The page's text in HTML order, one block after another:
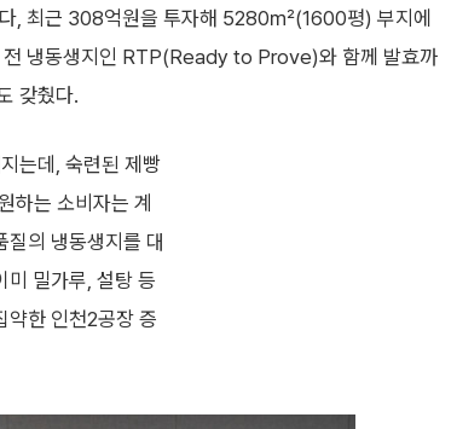
, 최근 308억원을 투자해 5280㎡(1600평) 부지에
전 냉동생지인 RTP(Ready to Prove)와 함께 발효까
갖췄다.
는데, 숙련된 제빵
하는 소비자는 계
질의 냉동생지를 대
미 밀가루, 설탕 등
약한 인천2공장 증